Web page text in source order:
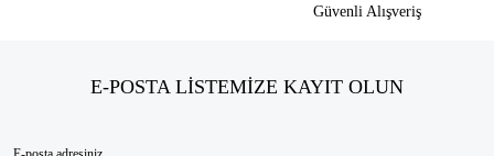
Güvenli Alışveriş
E-POSTA LİSTEMİZE KAYIT OLUN